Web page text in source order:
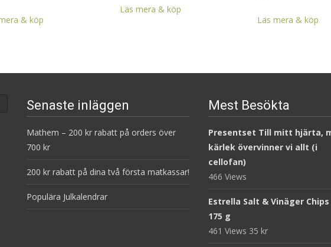
& köp
Läs mera & köp
Läs mera & köp
Senaste inläggen
Mathem – 200 kr rabatt på orders över
700 kr
200 kr rabatt på dina två första matkassar!
Populära Julkalendrar
Mest Besökta
Presentset Till mitt hjärta,
kärlek övervinner vi allt (i
cellofan)
466 Views
Estrella Salt & Vinäger Chips
175 g
461 Views 35 kr